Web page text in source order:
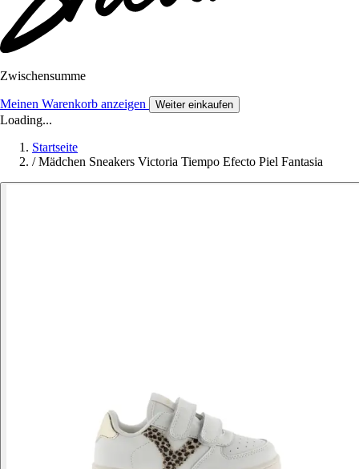
Zwischensumme
Meinen Warenkorb anzeigen Weiter einkaufen
Loading...
Startseite
/ Mädchen Sneakers Victoria Tiempo Efecto Piel Fantasia